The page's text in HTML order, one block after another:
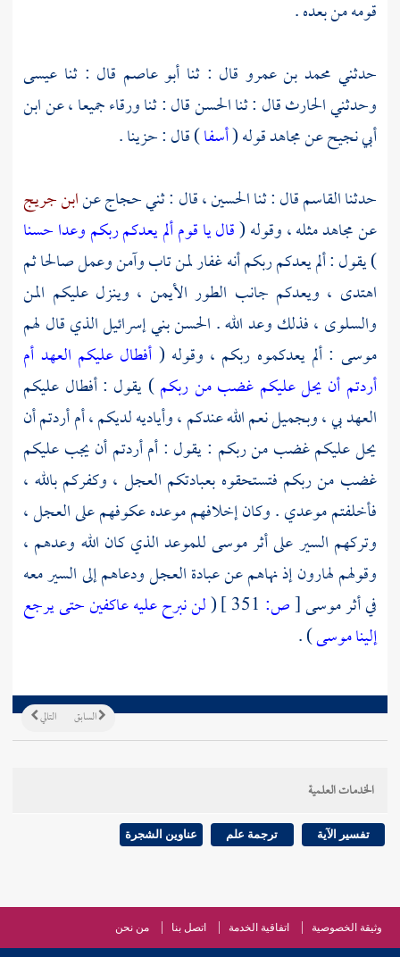
قومه من بعده .
حدثني محمد بن عمرو قال : ثنا أبو عاصم قال : ثنا عيسى
وحدثنيالحارثقال : ثناالحسنقال : ثناورقاءجميعا ، عنابن
أبي نجيحعنمجاهدقوله (أسفا) قال : حزينا .
حدثناالقاسمقال : ثناالحسين، قال : ثنيحجاجعنابن جريج
عنمجاهدمثله ، وقوله (قال يا قوم ألم يعدكم ربكم وعدا حسنا
) يقول : ألم يعدكم ربكم أنه غفار لمن تاب وآمن وعمل صالحا ثم
اهتدى ، ويعدكم جانب الطور الأيمن ، وينزل عليكم المن
والسلوى ، فذلك وعد الله . الحسنبني إسرائيلالذي قال لهم
موسى : ألم يعدكموه ربكم ، وقوله ( أفطال عليكم العهد أم
أردتم أن يحل عليكم غضب من ربكم) يقول : أفطال عليكم
العهد بي ، وبجميل نعم الله عندكم ، وأياديه لديكم ، أم أردتم أن
يحل عليكم غضب من ربكم : يقول : أم أردتم أن يجب عليكم
غضب من ربكم فتستحقوه بعبادتكم العجل ، وكفركم بالله ،
فأخلفتم موعدي . وكان إخلافهم موعده عكوفهم على العجل ،
وتركهم السير على أثر موسى للموعد الذي كان الله وعدهم ،
وقولهم لهارون إذ نهاهم عن عبادة العجل ودعاهم إلى السير معه
في أثرموسى[ص: (لن نبرح عليه عاكفين حتى يرجع
إلينا موسى) .
التالي السابق
الخدمات العلمية
تفسير الآية ترجمة علم عناوين الشجرة
وثيقة الخصوصية اتفاقية الخدمة اتصل بنا من نحن